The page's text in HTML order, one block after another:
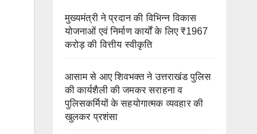
मुख्यमंत्री ने प्रदान की विभिन्न विकास
योजनाओं एवं निर्माण कार्यों के लिए ₹1967
करोड़ की वित्तीय स्वीकृति
आसाम से आए शिवभक्त ने उत्तराखंड पुलिस
की कार्यशैली की जमकर सराहना व
पुलिसकर्मियों के सहयोगात्मक व्यवहार की
खुलकर प्रशंसा